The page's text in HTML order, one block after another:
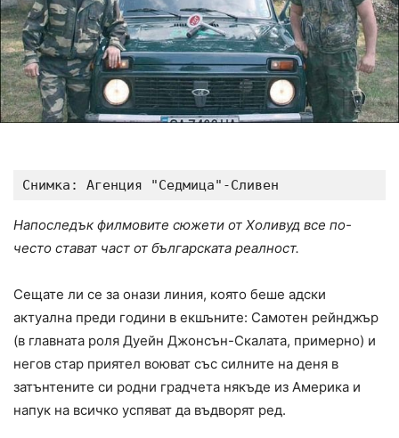
Снимка: Агенция "Седмица"-Сливен
Напоследък филмовите сюжети от Холивуд все по-
често стават част от българската реалност.
Сещате ли се за онази линия, която беше адски
актуална преди години в екшъните: Самотен рейнджър
(в главната роля Дуейн Джонсън-Скалата, примерно) и
негов стар приятел воюват със силните на деня в
затънтените си родни градчета някъде из Америка и
напук на всичко успяват да въдворят ред.